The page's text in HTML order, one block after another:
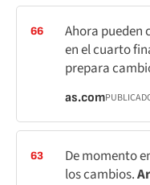
66 Ahora pueden
en el cuarto
prepara
as.com
63 De momento
los cambios.